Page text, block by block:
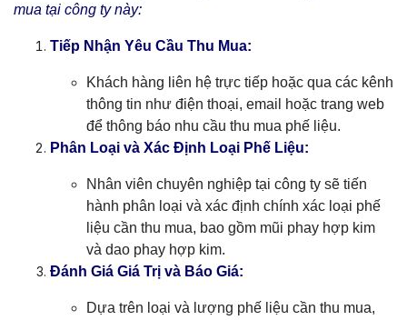
mua tại công ty này:
Tiếp Nhận Yêu Cầu Thu Mua:
Khách hàng liên hệ trực tiếp hoặc qua các kênh
thông tin như điện thoại, email hoặc trang web
để thông báo nhu cầu thu mua phế liệu.
Phân Loại và Xác Định Loại Phế Liệu:
Nhân viên chuyên nghiệp tại công ty sẽ tiến
hành phân loại và xác định chính xác loại phế
liệu cần thu mua, bao gồm mũi phay hợp kim
và dao phay hợp kim.
Đánh Giá Giá Trị và Báo Giá:
Dựa trên loại và lượng phế liệu cần thu mua,